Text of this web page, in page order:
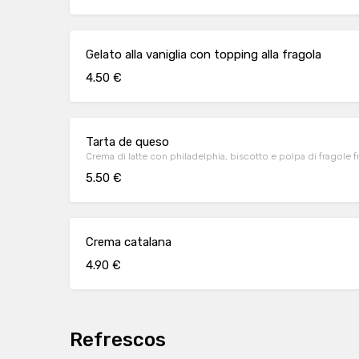
Gelato alla vaniglia con topping alla fragola
4.50 €
Tarta de queso
Crema di latte con philadelphia, biscotto e polpa di fragole
5.50 €
Crema catalana
4.90 €
Refrescos